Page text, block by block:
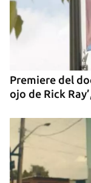
Premiere del
ojo de Rick